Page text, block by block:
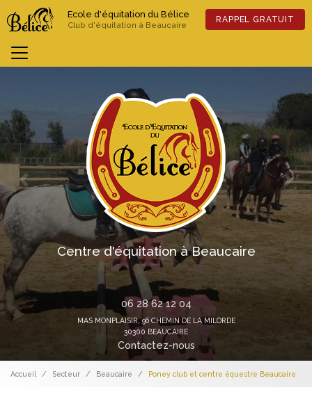
au
principal
Ecole d'équitation du Bélice
Club d'équitation à Beaucaire
RAPPEL GRATUIT
Centre d'équitation à Beaucaire
06 28 62 12 04
MAS MONPLAISIR,96 CHEMIN DE LA MILORDE
30300 BEAUCAIRE
Contactez-nous
Previous Next
Accueil Secteur Beaucaire Poney club et centre équestre Beaucaire